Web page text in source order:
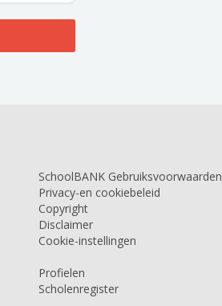
SchoolBANK Gebruiksvoorwaarden
Privacy-en cookiebeleid
Copyright
Disclaimer
Cookie-instellingen
Profielen
Scholenregister